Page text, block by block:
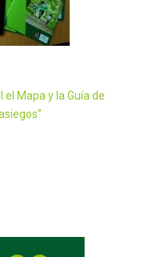
Mapa y la Guía de